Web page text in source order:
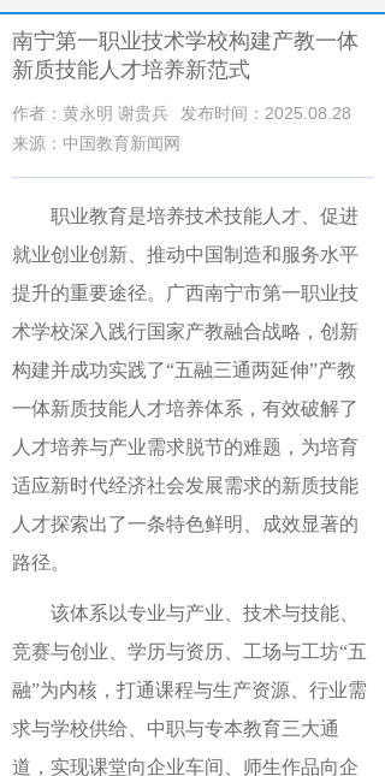
南宁第一职业技术学校构建产教一体
新质技能人才培养新范式
作者：黄永明 谢贵兵
发布时间：2025.08.28
来源：中国教育新闻网
职业教育是培养技术技能人才、促进
就业创业创新、推动中国制造和服务水平
提升的重要途径。
广西南宁市第一职业技
术学校深入践行国家产教融合战略，创新
构建并成功实践了“五融三通两延伸”产教
一体新质技能人才培养体系，有效破解了
人才培养与产业需求脱节的难题，为培育
适应新时代经济社会发展需求的新质技能
人才探索出了一条特色鲜明、成效显著的
路径。
该体系以专业与产业、技术与技能、
竞赛与创业、学历与资历、工场与工坊“五
融”为内核，打通课程与生产资源、行业需
求与学校供给、中职与专本教育三大通
道，实现课堂向企业车间、师生作品向企